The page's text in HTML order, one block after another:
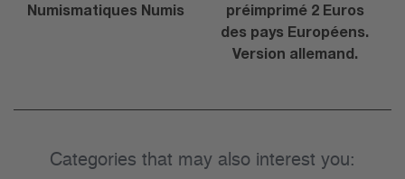
Numismatiques Numis
préimprimé 2 Euros
des pays Européens.
Version allemand.
Categories that may also interest you: